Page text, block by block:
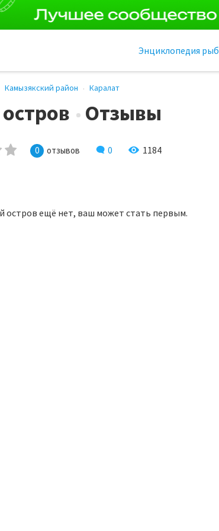
Энциклопедия рыб
Камызякский район Каралат
Отзывы
0 отзывов 0 1184
остров ещё нет, ваш может стать первым.